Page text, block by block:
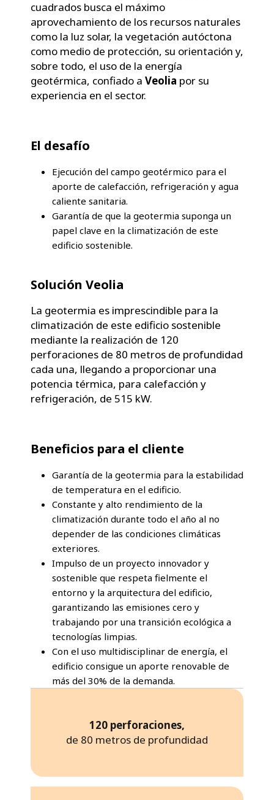
cuadrados busca el máximo
aprovechamiento de los recursos naturales
como la luz solar, la vegetación autóctona
como medio de protección, su orientación y,
sobre todo, el uso de la energía
geotérmica, confiado a Veolia por su
experiencia en el sector.
El desafío
Ejecución del campo geotérmico para el
aporte de calefacción, refrigeración y agua
caliente sanitaria.
Garantía de que la geotermia suponga un
papel clave en la climatización de este
edificio sostenible.
Solución Veolia
La geotermia es imprescindible para la
climatización de este edificio sostenible
mediante la realización de 120
perforaciones de 80 metros de profundidad
cada una, llegando a proporcionar una
potencia térmica, para calefacción y
refrigeración, de 515 kW.
Beneficios para el cliente
Garantía de la geotermia para la estabilidad
de temperatura en el edificio.
Constante y alto rendimiento de la
climatización durante todo el año al no
depender de las condiciones climáticas
exteriores.
Impulso de un proyecto innovador y
sostenible que respeta fielmente el
entorno y la arquitectura del edificio,
garantizando las emisiones cero y
trabajando por una transición ecológica a
tecnologías limpias.
Con el uso multidisciplinar de energía, el
edificio consigue un aporte renovable de
más del 30% de la demanda.
120 perforaciones,
de 80 metros de profundidad